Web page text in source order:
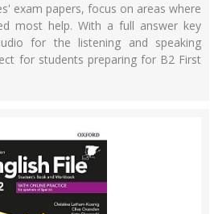
exam papers, focus on areas where
most help. With a full answer key
for the listening and speaking
for students preparing for B2 First